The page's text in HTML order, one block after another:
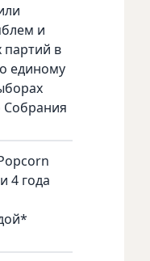
и
партий в
единому
Собрания
4 года